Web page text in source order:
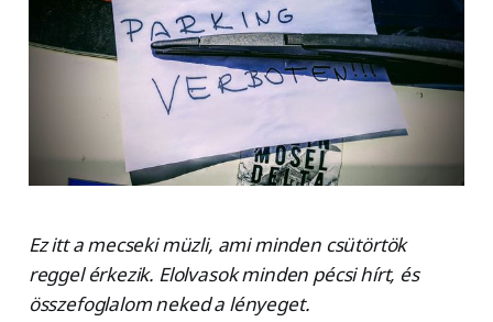
Ez itt a mecseki müzli, ami minden csütörtök
reggel érkezik. Elolvasok minden pécsi hírt, és
összefoglalom neked a lényeget.